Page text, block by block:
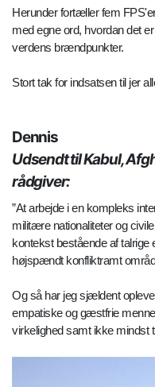
Herunder fortæller fem
med egne ord, hvordan det
verdens brændpunkter.
Stort tak for indsatsen til jer
Dennis
Udsendt til Kabul,
rådgiver:
”At arbejde i en kompleks
militære nationaliteter og
kontekst bestående af talrige
højspændt konfliktramt
Og så har jeg sjældent
empatiske og gæstfrie
virkelighed samt ikke mindst